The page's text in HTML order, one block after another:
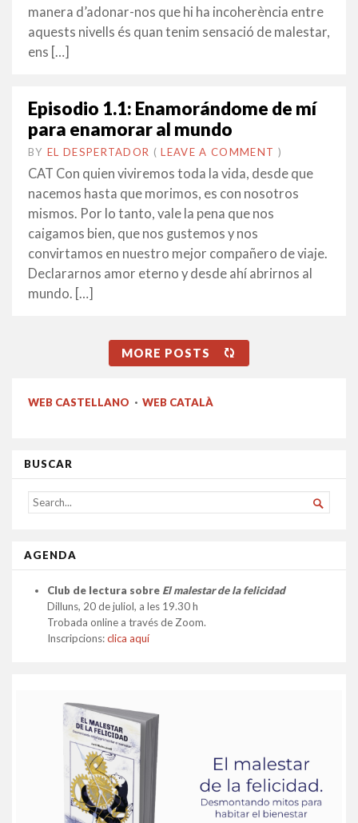
manera d’adonar-nos que hi ha incoherència entre
aquests nivells és quan tenim sensació de malestar,
ens […]
Episodio 1.1: Enamorándome de mí
para enamorar al mundo
BY EL DESPERTADOR ON
2
OCTUBRE
•(LEAVE A COMMENT )
CAT Con quien viviremos toda la vida, desde que
nacemos hasta que morimos, es con nosotros
mismos. Por lo tanto, vale la pena que nos
caigamos bien, que nos gustemos y nos
convirtamos en nuestro mejor compañero de viaje.
Declararnos amor eterno y desde ahí abrirnos al
mundo. […]
MORE POSTS
WEB CASTELLANO · WEB CATALÀ
BUSCAR
SEARCH
FOR...

AGENDA
Club de lectura sobre El malestar de la felicidad
Dilluns, 20 de juliol, a les 19.30 h
Trobada online a través de Zoom.
Inscripcions:clica aquí